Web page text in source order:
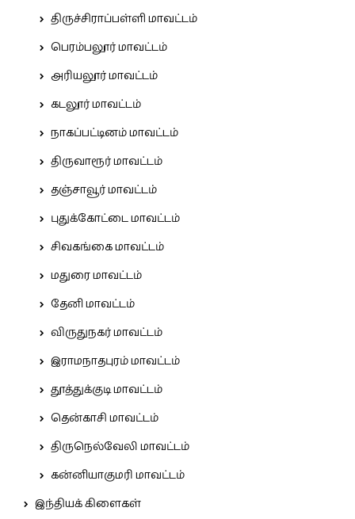
திருச்சிராப்பள்ளி மாவட்டம்
பெரம்பலூர் மாவட்டம்
அரியலூர் மாவட்டம்
கடலூர் மாவட்டம்
நாகப்பட்டினம் மாவட்டம்
திருவாரூர் மாவட்டம்
தஞ்சாவூர் மாவட்டம்
புதுக்கோட்டை மாவட்டம்
சிவகங்கை மாவட்டம்
மதுரை மாவட்டம்
தேனி மாவட்டம்
விருதுநகர் மாவட்டம்
இராமநாதபுரம் மாவட்டம்
தூத்துக்குடி மாவட்டம்
தென்காசி மாவட்டம்
திருநெல்வேலி மாவட்டம்
கன்னியாகுமரி மாவட்டம்
இந்தியக் கிளைகள்